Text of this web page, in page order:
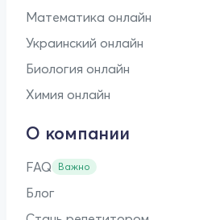
Математика онлайн
Украинский онлайн
Биология онлайн
Химия онлайн
О компании
FAQ Важно
Блог